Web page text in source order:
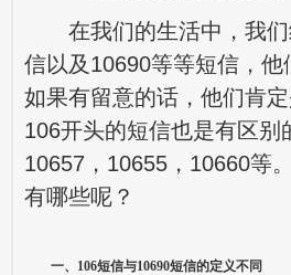
在我们的生活中，我们
信以及10690等等短信，他
如果有留意的话，他们肯
106开头的短信也是有区别
10657，10655，10660等
有哪些呢？
一、106短信与10690短信的定义不同